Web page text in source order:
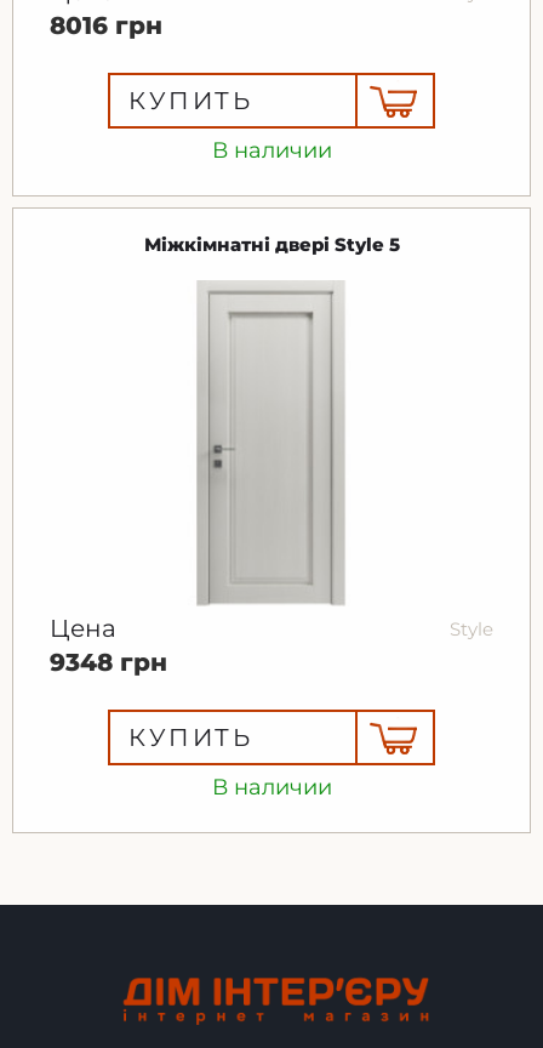
В наличии
8016 грн
КУПИТЬ
В наличии
Міжкімнатні двері Style 5
Цена Style
9348 грн
КУПИТЬ